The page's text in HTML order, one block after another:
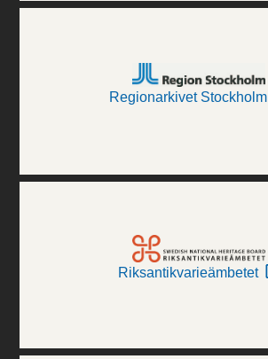
Regionarkivet Stockholm
Riksantikvarieämbetet